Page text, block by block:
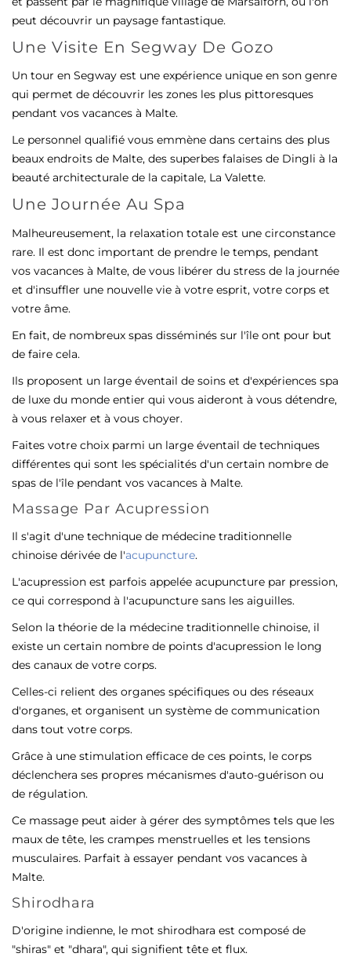
peut découvrir un paysage fantastique.
Une Visite En Segway De Gozo
Un tour en Segway est une expérience unique en son genre
qui permet de découvrir les zones les plus pittoresques
pendant vos vacances à Malte.
Le personnel qualifié vous emmène dans certains des plus
beaux endroits de Malte, des superbes falaises de Dingli à la
beauté architecturale de la capitale, La Valette.
Une Journée Au Spa
Malheureusement, la relaxation totale est une circonstance
rare. Il est donc important de prendre le temps, pendant
vos vacances à Malte, de vous libérer du stress de la journée
et d'insuffler une nouvelle vie à votre esprit, votre corps et
votre âme.
En fait, de nombreux spas disséminés sur l'île ont pour but
de faire cela.
Ils proposent un large éventail de soins et d'expériences spa
de luxe du monde entier qui vous aideront à vous détendre,
à vous relaxer et à vous choyer.
Faites votre choix parmi un large éventail de techniques
différentes qui sont les spécialités d'un certain nombre de
spas de l'île pendant vos vacances à Malte.
Massage Par Acupression
Il s'agit d'une technique de médecine traditionnelle
chinoise dérivée de l'acupuncture.
L'acupression est parfois appelée acupuncture par pression,
ce qui correspond à l'acupuncture sans les aiguilles.
Selon la théorie de la médecine traditionnelle chinoise, il
existe un certain nombre de points d'acupression le long
des canaux de votre corps.
Celles-ci relient des organes spécifiques ou des réseaux
d'organes, et organisent un système de communication
dans tout votre corps.
Grâce à une stimulation efficace de ces points, le corps
déclenchera ses propres mécanismes d'auto-guérison ou
de régulation.
Ce massage peut aider à gérer des symptômes tels que les
maux de tête, les crampes menstruelles et les tensions
musculaires. Parfait à essayer pendant vos vacances à
Malte.
Shirodhara
D'origine indienne, le mot shirodhara est composé de
"shiras" et "dhara", qui signifient tête et flux.